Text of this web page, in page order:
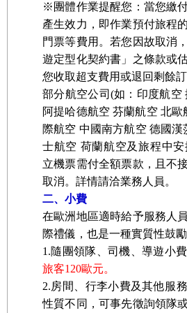
※團體作業提醒您：當您繳
產生效力，即作業預付旅程
門票等費用。若您因故取消
遊定型化契約書」之條款或
您收取超支費用或退回剩餘訂
部分航空公司(如：印度航空
阿提哈德航空 芬蘭航空 北
際航空 中國南方航空 德國
士航空 荷蘭航空及旅程中
立機票需付全額票款，且不
取消。詳情請洽業務人員。
二、小費
在歐洲地區適時給予服務人
際禮儀，也是一種實質性鼓勵
1.隨團領隊、司機、導遊小費
旅客120歐元。
2.房間、行李小費及其他服
性質不同，可事先徵詢領隊